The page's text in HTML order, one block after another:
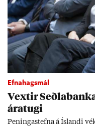
Efnahagsmál
Vext­ir
ára­tugi
Pen­inga­stefna á Ís­landi